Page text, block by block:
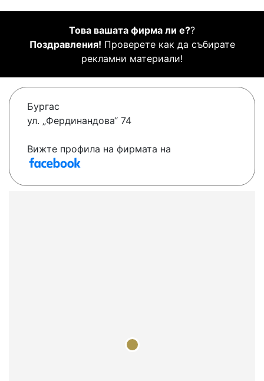
Това вашата фирма ли е??
Поздравления! Проверете как да събирате
рекламни материали!
Бургас
ул. „Фердинандова“ 74
Вижте профила на фирмата на